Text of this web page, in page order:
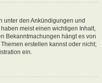
unter den Ankündigungen und
meist einen wichtigen Inhalt,
Bekanntmachungen hängt es von
erstellen kannst oder nicht;
ein.